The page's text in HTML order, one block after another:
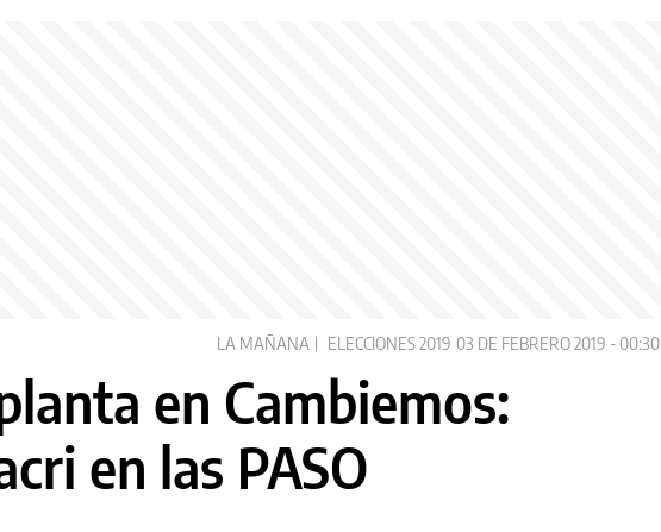
LA MAÑANA ELECCIONES 2019 03 DE FEBRERO 2019 - 00:30
en Cambiemos:
en las PASO